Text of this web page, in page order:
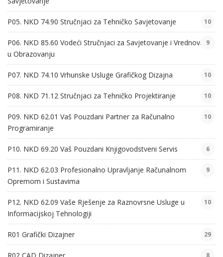
P05. NKD 74.90 Stručnjaci za Tehničko Savjetovanje 10
P06. NKD 85.60 Vodeći Stručnjaci za Savjetovanje i Vrednovanje
u Obrazovanju
9
P07. NKD 74.10 Vrhunske Usluge Grafičkog Dizajna 10
P08. NKD 71.12 Stručnjaci za Tehničko Projektiranje 10
P09. NKD 62.01 Vaš Pouzdani Partner za Računalno
Programiranje
10
P10. NKD 69.20 Vaš Pouzdani Knjigovodstveni Servis 6
P11. NKD 62.03 Profesionalno Upravljanje Računalnom
Opremom i Sustavima
9
P12. NKD 62.09 Vaše Rješenje za Raznovrsne Usluge u
Informacijskoj Tehnologiji
10
R01 Grafički Dizajner 29
8